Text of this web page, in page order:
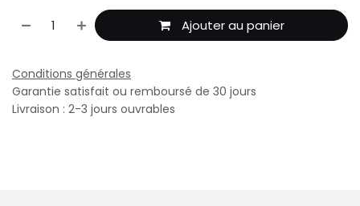
Ajouter au panier
Conditions générales
Garantie satisfait ou remboursé de 30 jours
Livraison : 2-3 jours ouvrables